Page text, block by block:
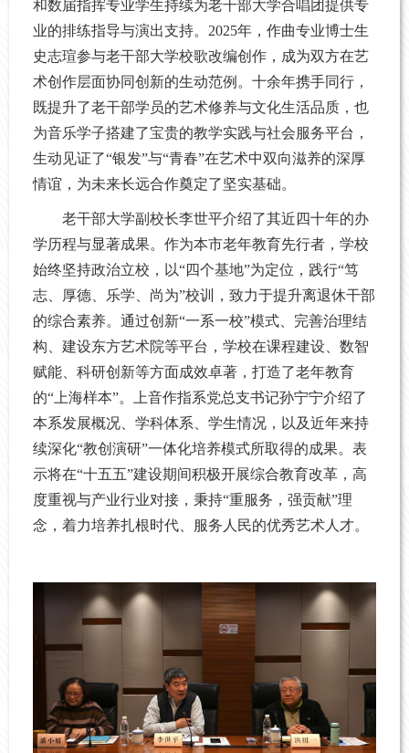
和数届指挥专业学生持续为老干部大学合唱团提供专
业的排练指导与演出支持。2025年，作曲专业博士生
史志瑄参与老干部大学校歌改编创作，成为双方在艺
术创作层面协同创新的生动范例。十余年携手同行，
既提升了老干部学员的艺术修养与文化生活品质，也
为音乐学子搭建了宝贵的教学实践与社会服务平台，
生动见证了“银发”与“青春”在艺术中双向滋养的深厚
情谊，为未来长远合作奠定了坚实基础。
老干部大学副校长李世平介绍了其近四十年的办
学历程与显著成果。作为本市老年教育先行者，学校
始终坚持政治立校，以“四个基地”为定位，践行“笃
志、厚德、乐学、尚为”校训，致力于提升离退休干部
的综合素养。通过创新“一系一校”模式、完善治理结
构、建设东方艺术院等平台，学校在课程建设、数智
赋能、科研创新等方面成效卓著，打造了老年教育
的“上海样本”。上音作指系党总支书记孙宁宁介绍了
本系发展概况、学科体系、学生情况，以及近年来持
续深化“教创演研”一体化培养模式所取得的成果。表
示将在“十五五”建设期间积极开展综合教育改革，高
度重视与产业行业对接，秉持“重服务，强贡献”理
念，着力培养扎根时代、服务人民的优秀艺术人才。